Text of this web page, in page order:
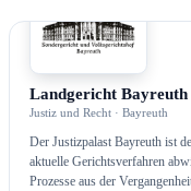
CMS
Landgericht Bayreuth
Justiz und Recht · Bayreuth
Der Justizpalast Bayreuth ist
aktuelle Gerichtsverfahren
Prozesse aus der